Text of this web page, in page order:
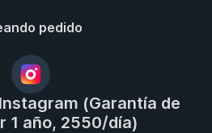
pedido
(Garantía de
1 año, 2550/día)